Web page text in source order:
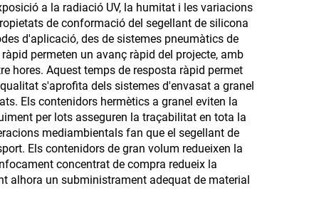
a la radiació UV, la humitat i les variacions
de conformació del segellant de silicona
d'aplicació, des de sistemes pneumàtics de
permeten un avanç ràpid del projecte, amb
hores. Aquest temps de resposta ràpid permet
s'aprofita dels sistemes d'envasat a granel
Els contenidors hermètics a granel eviten la
per lots asseguren la traçabilitat en tota la
mediambientals fan que el segellant de
Els contenidors de gran volum redueixen la
concentrat de compra redueix la
alhora un subministrament adequat de material